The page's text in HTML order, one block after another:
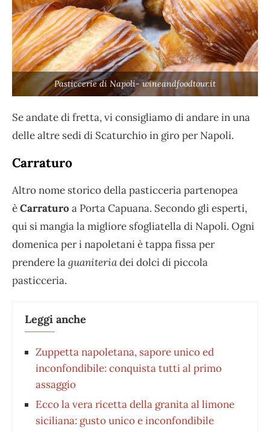
Pasticcerie di Napoli- wineandfoodtour.it
Se andate di fretta, vi consigliamo di andare in una
delle altre sedi di Scaturchio in giro per Napoli.
Carraturo
Altro nome storico della pasticceria partenopea
èCarraturo a Porta Capuana. Secondo gli esperti,
qui si mangia la migliore sfogliatella di Napoli. Ogni
domenica per i napoletani è tappa fissa per
prendere laguaniteriadei dolci di piccola
pasticceria.
Leggi anche
Zuppetta napoletana, sapore unico ed
inconfondibile: conquista tutti al primo
assaggio
Ecco la vera ricetta della granita al limone
siciliana: gusto unico e inconfondibile